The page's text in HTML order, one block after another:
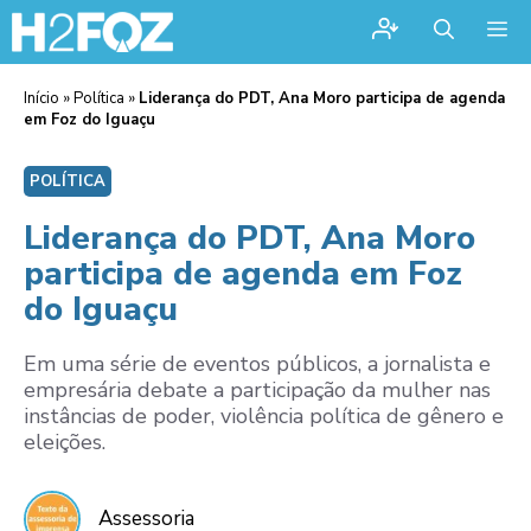
Início »Política » Liderança do PDT, Ana Moro participa de agenda
em Foz do Iguaçu
POLÍTICA
Liderança do PDT, Ana Moro
participa de agenda em Foz
do Iguaçu
Em uma série de eventos públicos, a jornalista e
empresária debate a participação da mulher nas
instâncias de poder, violência política de gênero e
eleições.
Assessoria